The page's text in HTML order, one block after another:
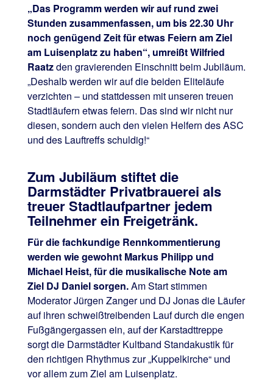
„Das Programm werden wir auf rund zwei
Stunden zusammenfassen, um bis 22.30 Uhr
noch genügend Zeit für etwas Feiern am Ziel
am Luisenplatz zu haben“, umreißt Wilfried
Raatzden gravierenden Einschnitt beim Jubiläum.
„Deshalb werden wir auf die beiden Eliteläufe
verzichten – und stattdessen mit unseren treuen
Stadtläufern etwas feiern. Das sind wir nicht nur
diesen, sondern auch den vielen Helfern des ASC
und des Lauftreffs schuldig!“
Zum Jubiläum stiftet die
Darmstädter Privatbrauerei als
treuer Stadtlaufpartner jedem
Teilnehmer ein Freigetränk.
Für die fachkundige Rennkommentierung
werden wie gewohnt Markus Philipp und
Michael Heist, für die musikalische Note am
Ziel DJ Daniel sorgen.Am Start stimmen
Moderator Jürgen Zanger und DJ Jonas die Läufer
auf ihren schweißtreibenden Lauf durch die engen
Fußgängergassen ein, auf der Karstadttreppe
sorgt die Darmstädter Kultband Standakustik für
den richtigen Rhythmus zur „Kuppelkirche“ und
vor allem zum Ziel am Luisenplatz.